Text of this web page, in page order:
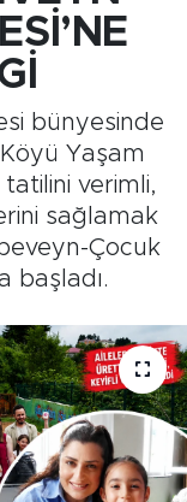
bünyesinde
Yaşam
verimli,
sağlamak
Çocuk
başladı.